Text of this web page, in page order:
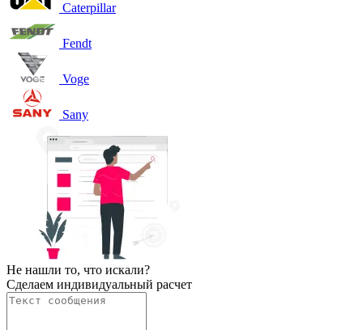
Caterpillar
Fendt
Voge
Sany
Не нашли то, что искали?
Сделаем индивидуальный расчет